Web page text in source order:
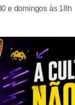
e domingos às 18h